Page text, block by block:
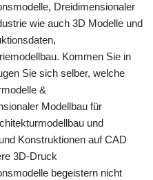
Dreidimensionaler
wie auch 3D Modelle und
Kommen Sie in
Sie sich selber, welche
&
Modellbau für
und
Konstruktionen auf CAD
3D-Druck
begeistern nicht